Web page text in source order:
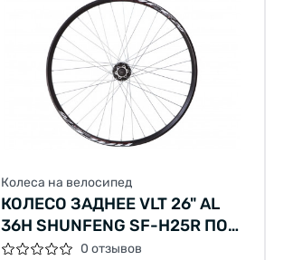
Колеса на велосипед
КОЛЕСО ЗАДНЕЕ VLT 26" AL
36H SHUNFENG SF-H25R ПОД
V-BRAKE ЧЕРНЫЙ
0 отзывов